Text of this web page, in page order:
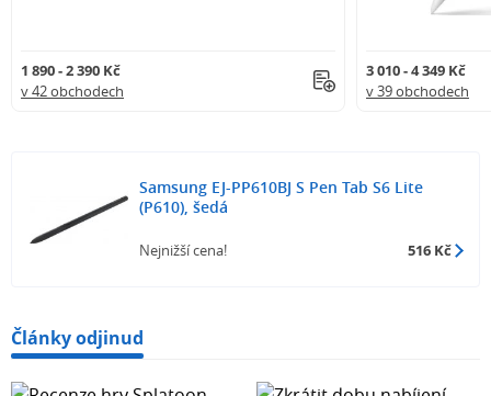
1 890 - 2 390 Kč
v 42 obchodech
3 010 - 4 349 Kč
v 39 obchodech
Samsung EJ-PP610BJ S Pen Tab S6 Lite
(P610), šedá
Nejnižší cena! 516 Kč
Články odjinud